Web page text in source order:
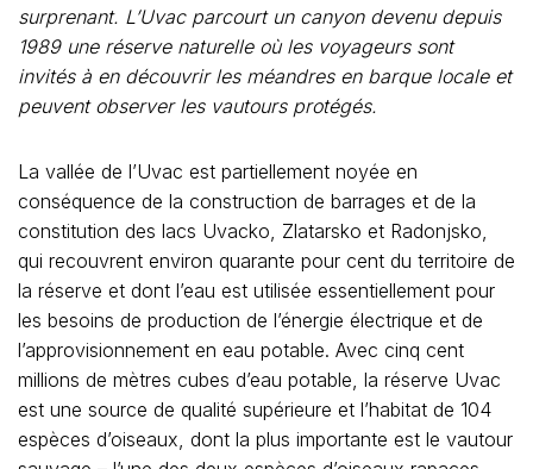
surprenant. L’Uvac parcourt un canyon devenu depuis
1989 une réserve naturelle où les voyageurs sont
invités à en découvrir les méandres en barque locale et
peuvent observer les vautours protégés.
La vallée de l’Uvac est partiellement noyée en
conséquence de la construction de barrages et de la
constitution des lacs Uvacko, Zlatarsko et Radonjsko,
qui recouvrent environ quarante pour cent du territoire de
la réserve et dont l’eau est utilisée essentiellement pour
les besoins de production de l’énergie électrique et de
l’approvisionnement en eau potable. Avec cinq cent
millions de mètres cubes d’eau potable, la réserve Uvac
est une source de qualité supérieure et l’habitat de 104
espèces d’oiseaux, dont la plus importante est le vautour